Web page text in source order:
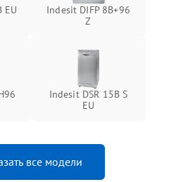
EU
Indesit DIFP 8B+96
Z
Indesit DSR 15B S
EU
все модели